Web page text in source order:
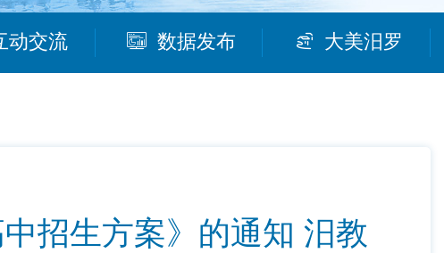
动交流 数据发布 大美汨罗
招生方案》的通知 汨教